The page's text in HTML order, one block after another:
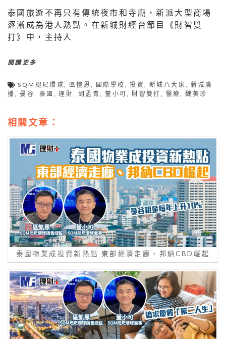
泰國旅遊不再只有傳統夜市和寺廟，新派大型商場
逐漸成為港人熱點。在新城財經台節目《財智雙
打》中，主持人
閱讀更多
SQM咫尺環球 ,區愷恩 國際學校 ,投資 ,新城八大家
新城廣
播
曼谷 泰國 ,理財 ,胡孟青 ,董小可 財智雙打 醫療 ,魏美珍
相關文章：
泰國物業成投資新熱點 東部經濟走廊、邦納CBD崛起